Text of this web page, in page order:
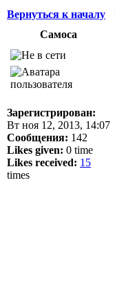
Вернуться к началу
Самоса
Зарегистрирован:
Вт ноя 12, 2013, 14:07
Сообщения: 142
Likes given: 0 time
Likes received: 15
times